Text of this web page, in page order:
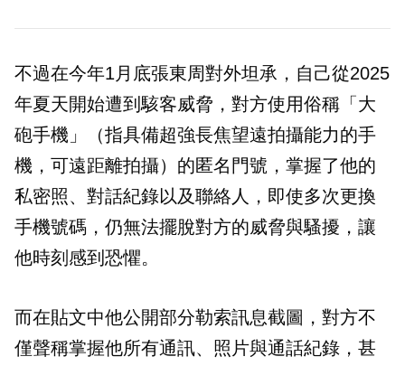
不過在今年1月底張東周對外坦承，自己從2025
年夏天開始遭到駭客威脅，對方使用俗稱「大
砲手機」（指具備超強長焦望遠拍攝能力的手
機，可遠距離拍攝）的匿名門號，掌握了他的
私密照、對話紀錄以及聯絡人，即使多次更換
手機號碼，仍無法擺脫對方的威脅與騷擾，讓
他時刻感到恐懼。
而在貼文中他公開部分勒索訊息截圖，對方不
僅聲稱掌握他所有通訊、照片與通話紀錄，甚